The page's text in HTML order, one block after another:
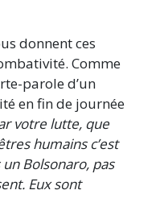
donnent ces
Comme
parole d’un
en fin de journée
votre lutte, que
humains c’est
Bolsonaro, pas
Eux sont